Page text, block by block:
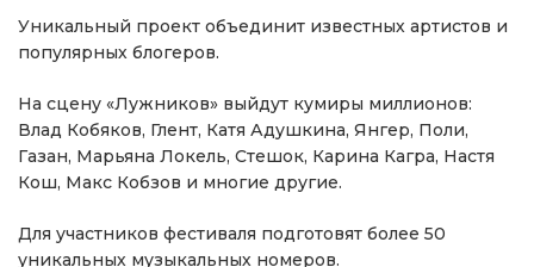
Уникальный проект объединит известных артистов и
популярных блогеров.
На сцену «Лужников» выйдут кумиры миллионов:
Влад Кобяков, Глент, Катя Адушкина, Янгер, Поли,
Газан, Марьяна Локель, Стешок, Карина Кагра, Настя
Кош, Макс Кобзов и многие другие.
Для участников фестиваля подготовят более 50
уникальных музыкальных номеров.